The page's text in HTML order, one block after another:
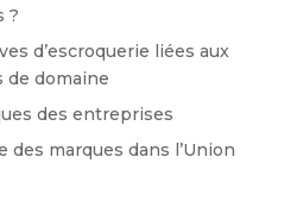
?
d’escroquerie liées aux
de domaine
des entreprises
marques dans l’Union